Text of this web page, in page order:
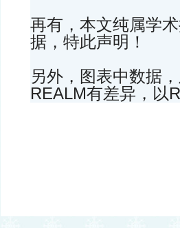
再有，本文纯属学
据，特此声明！
另外，图表中数据
REALM有差异，以